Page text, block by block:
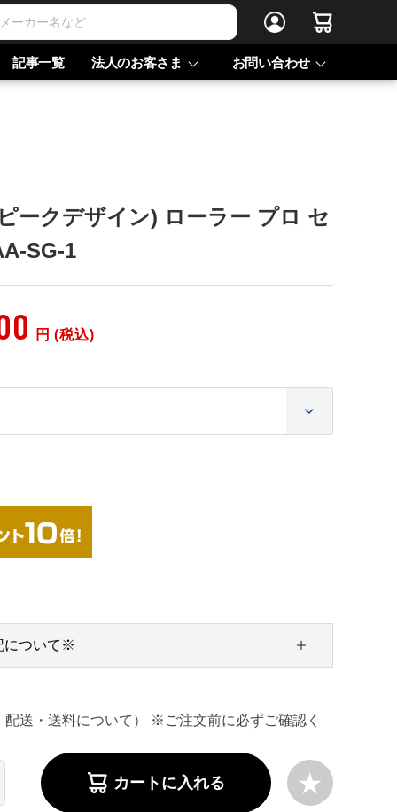
記事一覧 法人のお客さま お問い合わせ
ークデザイン) ローラー プロ セ
SG-1
円 (税込)
送・送料について） ※ご注文前に必ずご確認く
について※
カートに入れる